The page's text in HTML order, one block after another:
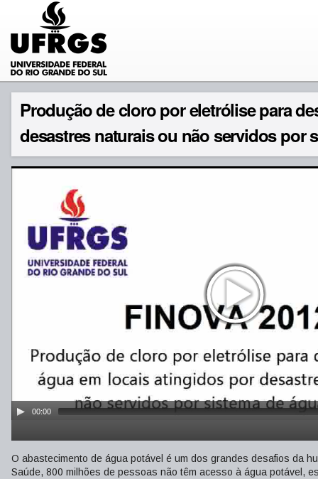
Produção de cloro por eletrólise para
desastres naturais ou não servidos por
00:00
O abastecimento de água potável é um dos grandes desafios da
Saúde, 800 milhões de pessoas não têm acesso à água potável,